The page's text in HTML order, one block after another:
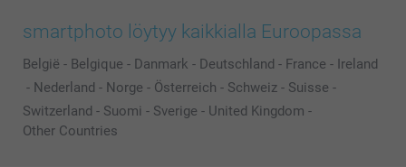
smartphoto löytyy kaikkialla Euroopassa
België - Belgique - Danmark - Deutschland - France - Ireland
- Nederland - Norge - Österreich - Schweiz - Suisse -
Switzerland - Suomi - Sverige - United Kingdom -
Other Countries